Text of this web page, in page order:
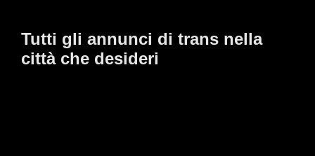
Tutti gli annunci di trans nella
città che desideri